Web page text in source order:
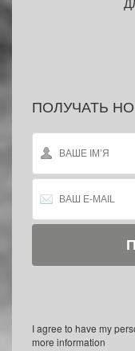
ПОЛУЧАТЬ
I agree to have my
more information